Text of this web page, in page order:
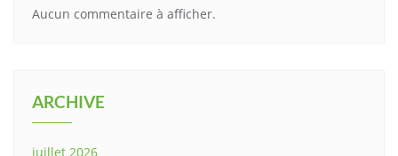
Aucun commentaire à afficher.
ARCHIVE
juillet 2026